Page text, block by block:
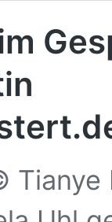
Tianye